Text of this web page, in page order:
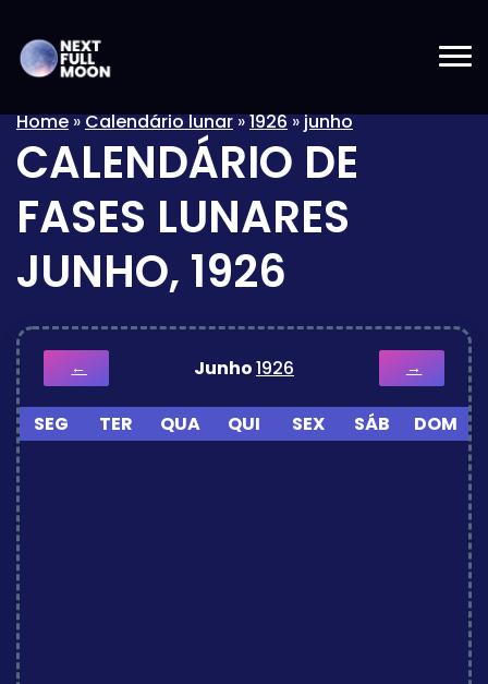
Home»Calendário lunar»1926»junho
CALENDÁRIO DE
FASES LUNARES
JUNHO, 1926
← Junho1926 →
SEG TER QUA QUI SEX SÁB DOM